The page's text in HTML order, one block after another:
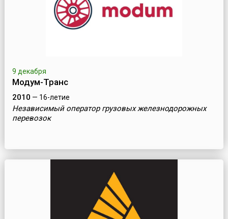
9 декабря
Модум-Транс
2010 — 16-летие
Независимый оператор грузовых железнодорожных
перевозок